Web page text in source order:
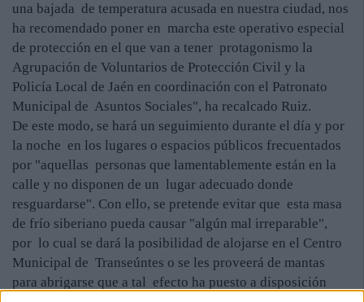
una bajada de temperatura acusada en nuestra ciudad, nos
ha recomendado poner en marcha este operativo especial
de protección en el que van a tener protagonismo la
Agrupación de Voluntarios de Protección Civil y la
Policía Local de Jaén en coordinación con el Patronato
Municipal de Asuntos Sociales", ha recalcado Ruiz.
De este modo, se hará un seguimiento durante el día y por
la noche en los lugares o espacios públicos frecuentados
por "aquellas personas que lamentablemente están en la
calle y no disponen de un lugar adecuado donde
resguardarse". Con ello, se pretende evitar que esta masa
de frío siberiano pueda causar "algún mal irreparable",
por lo cual se dará la posibilidad de alojarse en el Centro
Municipal de Transeúntes o se les proveerá de mantas
para abrigarse que a tal efecto ha puesto a disposición